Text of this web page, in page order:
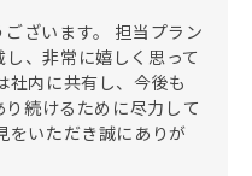
ざいます。 担当プラン
、非常に嬉しく思って
社内に共有し、今後も
続けるために尽力して
をいただき誠にありが